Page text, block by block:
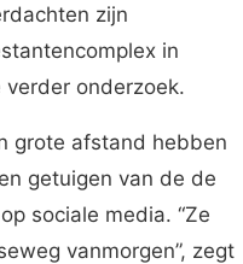
zijn
in
onderzoek.
grote afstand hebben
getuigen van de de
sociale media. “Ze
vanmorgen”, zegt